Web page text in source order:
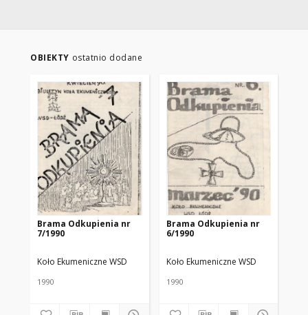
OBIEKTY ostatnio dodane
Brama Odkupienia nr
7/1990
Koło Ekumeniczne WSD
1990
Brama Odkupienia nr
6/1990
Koło Ekumeniczne WSD
1990